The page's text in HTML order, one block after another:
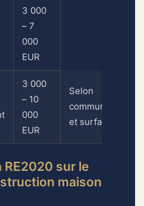
3 000
– 7
000
EUR
3 000
– 10
000
EUR
Selon
commune
et surface
RE2020 sur le
maison